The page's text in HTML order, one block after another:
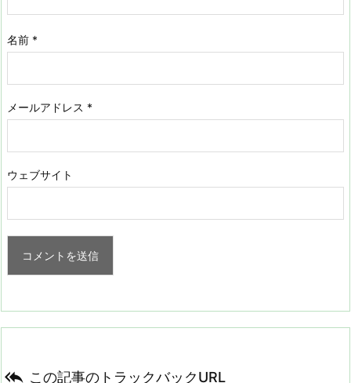
名前 *
メールアドレス *
ウェブサイト
 この記事のトラックバックURL